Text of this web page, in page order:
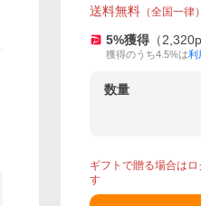
送料無料 （全国一律）
5%獲得 （2,320
獲得のうち4.5%は利
数量
ギフトで贈る場合は
す